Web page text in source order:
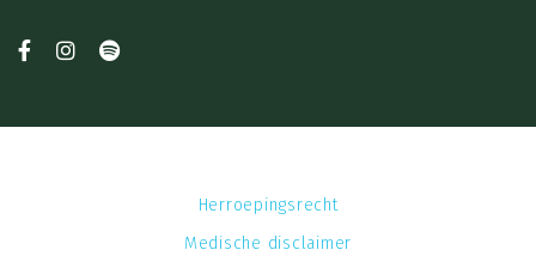
Herroepingsrecht
Medische disclaimer